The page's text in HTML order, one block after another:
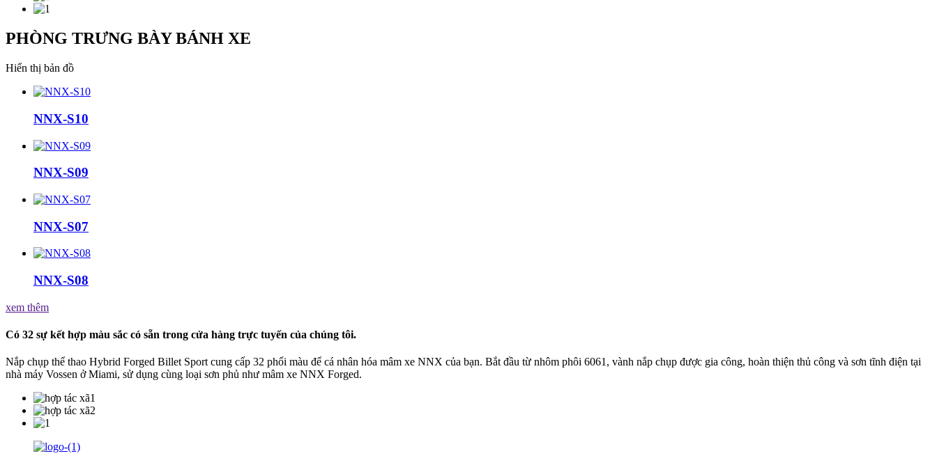
PHÒNG TRƯNG BÀY BÁNH XE
Hiển thị bản đồ
NNX-S10
NNX-S09
NNX-S07
NNX-S08
xem thêm
Có 32 sự kết hợp màu sắc có sẵn trong cửa hàng trực tuyến của chúng tôi.
Nắp chụp thể thao Hybrid Forged Billet Sport cung cấp 32 phối màu để cá nhân hóa mâm xe NNX của bạn. Bắt đầu từ nhôm phôi 6061, vành nắp chụp được gia công, hoàn thiện thủ công và sơn tĩnh điện tại
nhà máy Vossen ở Miami, sử dụng cùng loại sơn phủ như mâm xe NNX Forged.